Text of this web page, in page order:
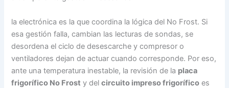
la electrónica es la que coordina la lógica del No Frost. Si
esa gestión falla, cambian las lecturas de sondas, se
desordena el ciclo de desescarche y compresor o
ventiladores dejan de actuar cuando corresponde. Por eso,
ante una temperatura inestable, la revisión de la placa
frigorífico No Frost y delcircuito impreso frigorífico es